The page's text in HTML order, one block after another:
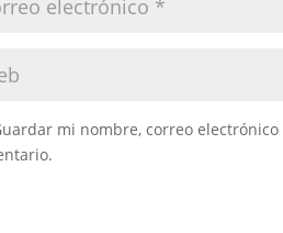
mi nombre, correo